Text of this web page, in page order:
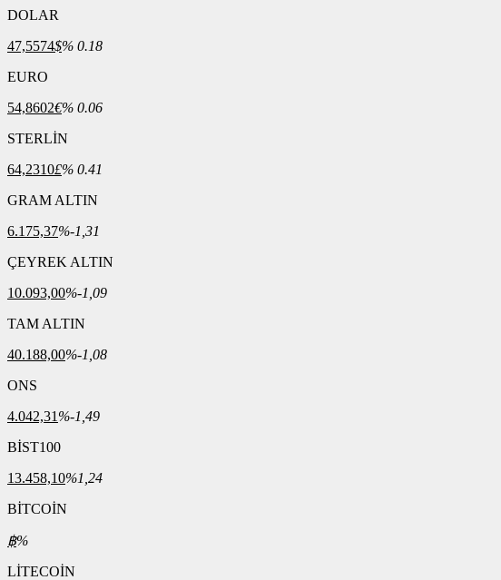
DOLAR
47,5574$% 0.18
EURO
54,8602€% 0.06
STERLİN
64,2310£% 0.41
GRAM ALTIN
6.175,37%-1,31
ÇEYREK ALTIN
10.093,00%-1,09
TAM ALTIN
40.188,00%-1,08
ONS
4.042,31 %-1,49
BİST100
13.458,10%1,24
BİTCOİN
฿%
LİTECOİN